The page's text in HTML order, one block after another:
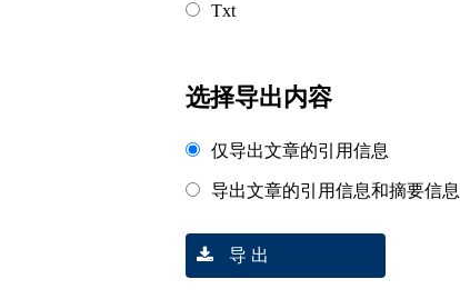
Txt
选择导出内容
仅导出文章的引用信息
导出文章的引用信息和摘要信息
导 出